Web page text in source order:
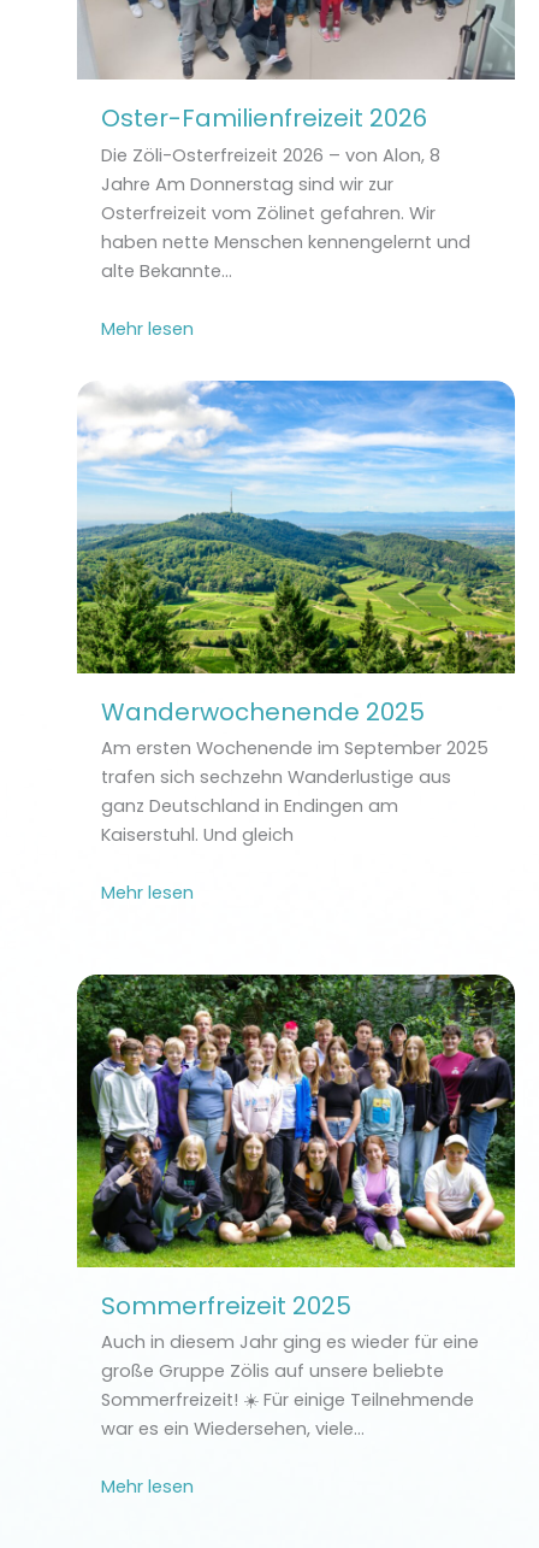
Oster-Familienfreizeit 2026
Die Zöli-Osterfreizeit 2026 – von Alon, 8
Jahre Am Donnerstag sind wir zur
Osterfreizeit vom Zölinet gefahren. Wir
haben nette Menschen kennengelernt und
alte Bekannte…
Mehr lesen
Wanderwochenende 2025
Am ersten Wochenende im September 2025
trafen sich sechzehn Wanderlustige aus
ganz Deutschland in Endingen am
Kaiserstuhl. Und gleich
Mehr lesen
Sommerfreizeit 2025
Auch in diesem Jahr ging es wieder für eine
große Gruppe Zölis auf unsere beliebte
Sommerfreizeit! ☀️ Für einige Teilnehmende
war es ein Wiedersehen, viele…
Mehr lesen